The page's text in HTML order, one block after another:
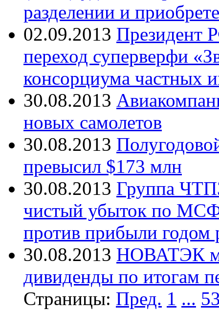
разделении и
02.09.2013 Президент
переход суперверфи
консорциума частных
30.08.2013
новых самолетов
30.08.2013
превысил $173 млн
30.08.2013 Группа
чистый убыток по
против прибыли годом
30.08.2013 НОВАТЭК
дивиденды по итогам
Страницы: Пред. 1 ...